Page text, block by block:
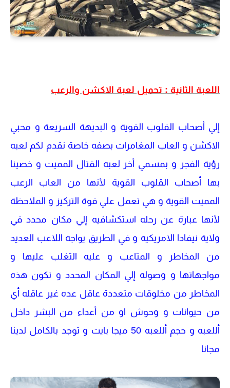
اللعبة الثانية : تحميل لعبة الاكشن والرعب
إلي أصحاب القلوب القوية و البديهة السريعة و محبي
الاكشن و العاب المغامرات بصفه خاصة نقدم لكم لعبه
رؤية الفجر و بمسمي أخر لعبه القتال المميت و خصينا
بها أصحاب القلوب القوية لأنها من العاب الرعب
المميت القوية و هي تعمل علي قوة التركيز و الملاحظة
لأنها عبارة عن رحله استكشافيه إلي مكان محدد في
ولاية نيفادا الامريكيه و في الطريق يواجه اللاعب العديد
من المخاطر و المتاعب و عليه التغلب عليها و
مواجهاتها و وصوله إلي المكان المحدد و تكون هذه
المخاطر من مخلوقات متعددة عاقل عده غير عاقله أي
من حيوانات و وحوش او من أعداء من البشر داخل
أللعبه و حجم أللعبه 50 ميجا بايت و توجد بالكامل لدينا
مجانا